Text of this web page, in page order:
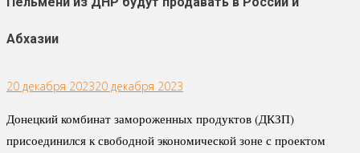
Абхазии
20 декабря 202320 декабря 2023
Донецкий комбинат замороженных продуктов (ДКЗП)
присоединился к свободной экономической зоне с проектом